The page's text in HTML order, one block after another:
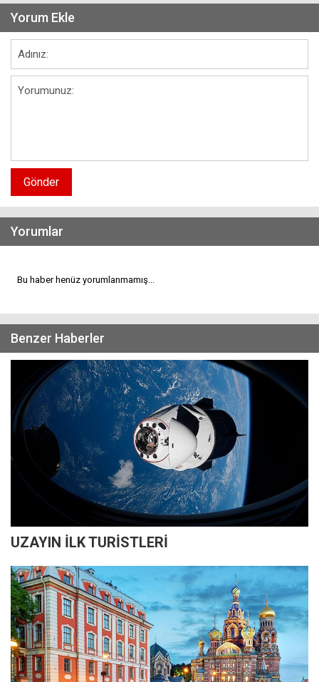
Yorum Ekle
Gönder
Yorumlar
Bu haber henüz yorumlanmamış...
Benzer Haberler
UZAYIN İLK TURİSTLERİ